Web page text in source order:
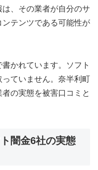
は、その業者が自分のサ
テンツである可能性が
かれています。ソフト
ていません。奈半利町
の実態を被害口コミと
闇金6社の実態